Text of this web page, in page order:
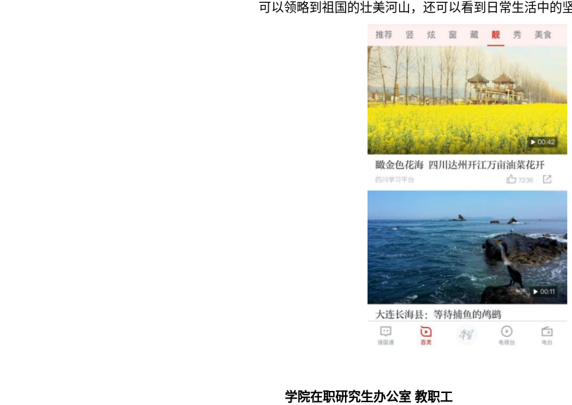
可以领略到祖国的壮美河山，还可以看到日常生活中的
学院在职研究生办公室 教职工